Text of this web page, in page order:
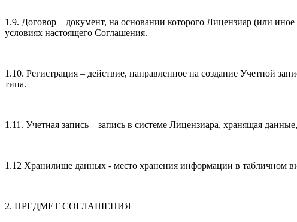
1.9. Договор – документ, на основании которого Лицензиар (или
условиях настоящего Соглашения.
1.10. Регистрация – действие, направленное на создание Учетной
типа.
1.11. Учетная запись – запись в системе Лицензиара, хранящая
1.12 Хранилище данных - место хранения информации в табличном
2. ПРЕДМЕТ СОГЛАШЕНИЯ